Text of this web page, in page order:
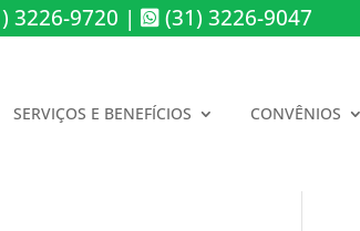
3226-9720 | (31) 3226-9047
SERVIÇOS E BENEFÍCIOS CONVÊNIOS